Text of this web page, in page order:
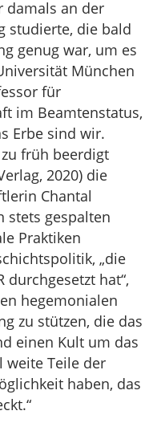
damals an der
studierte, die bald
genug war, um es
München
für
im Beamtenstatus,
Erbe sind wir.
früh beerdigt
2020) die
Chantal
stets gespalten
Praktiken
„die
hat“,
hegemonialen
zu stützen, die das
einen Kult um das
Teile der
haben, das